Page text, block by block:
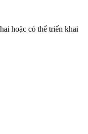
hoặc có thể triển khai